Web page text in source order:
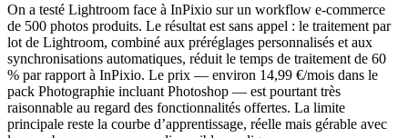
On a testé Lightroom face à InPixio sur un workflow e-commerce
de 500 photos produits. Le résultat est sans appel : le traitement par
lot de Lightroom, combiné aux préréglages personnalisés et aux
synchronisations automatiques, réduit le temps de traitement de 60
% par rapport à InPixio. Le prix — environ 14,99 €/mois dans le
pack Photographie incluant Photoshop — est pourtant très
raisonnable au regard des fonctionnalités offertes. La limite
principale reste la courbe d’apprentissage, réelle mais gérable avec